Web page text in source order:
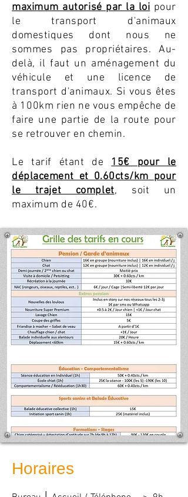
maximum autorisé par la loi pour
le transport d'animaux
domestiques dont nous ne
sommes pas propriétaires. Au-
delà, il faut un aménagement du
véhicule et une licence de
transport d'animaux. Si vous êtes
à 100km rien ne vous empêche de
faire une partie de la route pour
se retrouver en chemin.
Le tarif étant de 15€ pour le
déplacement et 0.60cts/km pour
le trajet complet, soit un
maximum de 40€.
Horaires